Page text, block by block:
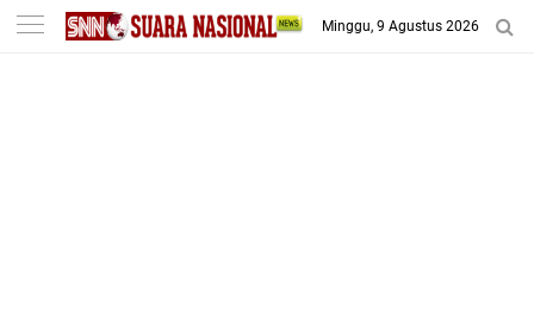
-->
Minggu, 9 Agustus 2026